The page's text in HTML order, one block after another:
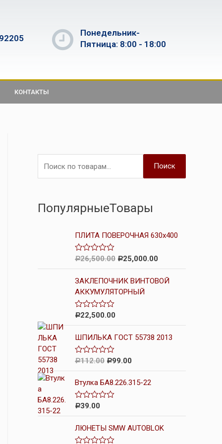
Понедельник-
Пятница: 8:00 - 18:00
КОНТАКТЫ
Поиск
ПопулярныеТовары
ПЛИТА ПОВЕРОЧНАЯ 630х400
О
н
к
а
0
з
5
Р26,500.00 Р25,000.00
ЗАКЛЕПОЧНИК ВИНТОВОЙ
АККУМУЛЯТОРНЫЙ
О
н
а
0
5
Р22,500.00
ШПИЛЬКА ГОСТ 55738 2013
О
н
к
а
0
5
Р112.00 Р99.00
Втулка БА8.226.315-22
О
н
Р39.00
ЛЮНЕТЫ SMW AUTOBLOK